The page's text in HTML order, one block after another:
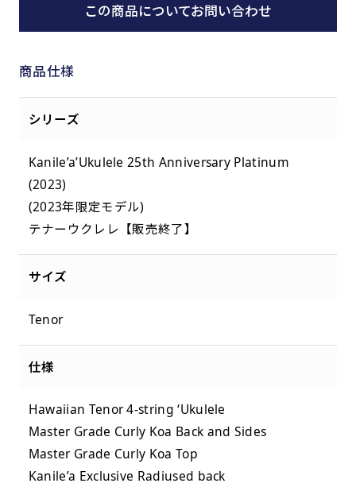
この商品についてお問い合わせ
商品仕様
シリーズ
Kanile’a’Ukulele 25th Anniversary Platinum
(2023)
(2023年限定モデル)
テナーウクレレ【販売終了】
サイズ
Tenor
仕様
Hawaiian Tenor 4-string ‘Ukulele
Master Grade Curly Koa Back and Sides
Master Grade Curly Koa Top
Kanile’a Exclusive Radiused back